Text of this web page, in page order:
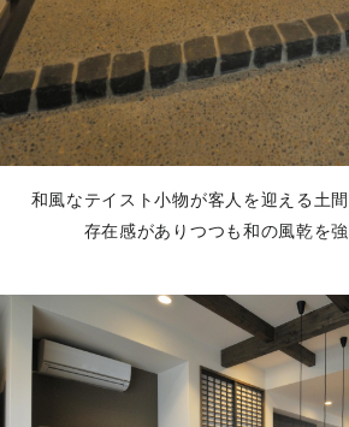
和風なテイスト小物が客人を迎える土
存在感がありつつも和の風乾を強